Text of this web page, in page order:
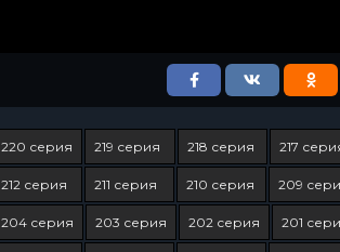
220 серия 219 серия 218 серия 217
212 серия 211 серия 210 серия 209
204 серия 203 серия 202 серия 201